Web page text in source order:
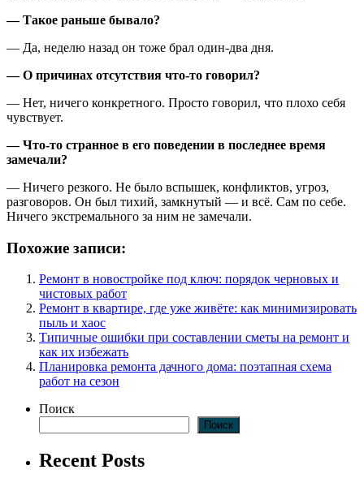
— Такое раньше бывало?
— Да, неделю назад он тоже брал один-два дня.
— О причинах отсутствия что-то говорил?
— Нет, ничего конкретного. Просто говорил, что плохо себя
чувствует.
— Что-то странное в его поведении в последнее время
замечали?
— Ничего резкого. Не было вспышек, конфликтов, угроз,
разговоров. Он был тихий, замкнутый — и всё. Сам по себе.
Ничего экстремального за ним не замечали.
Похожие записи:
Ремонт в новостройке под ключ: порядок черновых и
чистовых работ
Ремонт в квартире, где уже живёте: как минимизировать
пыль и хаос
Типичные ошибки при составлении сметы на ремонт и
как их избежать
Планировка ремонта дачного дома: поэтапная схема
работ на сезон
Поиск
Поиск
Recent Posts